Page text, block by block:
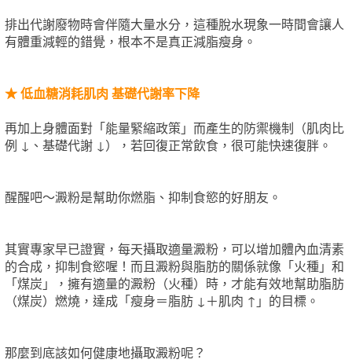
排出代謝廢物時會伴隨大量水分，這種脫水現象一時間會讓人
有體重減輕的錯覺，根本不是真正減脂瘦身。
★低血糖消耗肌肉 基礎代謝率下降
再加上身體面對「能量緊縮政策」而產生的防禦機制（肌肉比
例 ↓、基礎代謝 ↓），若回復正常飲食，很可能快速復胖。
醒醒吧～澱粉是幫助你燃脂、抑制食慾的好朋友。
其實專家早已證實，每天攝取適量澱粉，可以增加體內血清素
的合成，抑制食慾喔！而且澱粉與脂肪的關係就像「火種」和
「煤炭」，擁有適量的澱粉（火種）時，才能有效地幫助脂肪
（煤炭）燃燒，達成「瘦身＝脂肪 ↓＋肌肉 ↑」的目標。
那麼到底該如何健康地攝取澱粉呢？